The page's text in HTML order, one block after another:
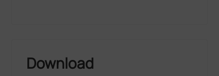
Download